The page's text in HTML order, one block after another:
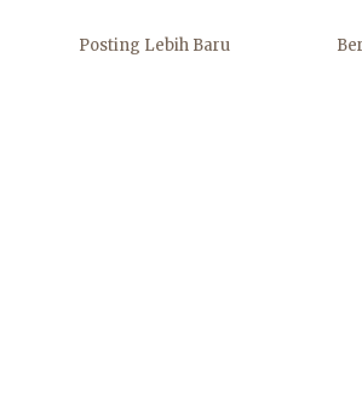
Posting Lebih Baru